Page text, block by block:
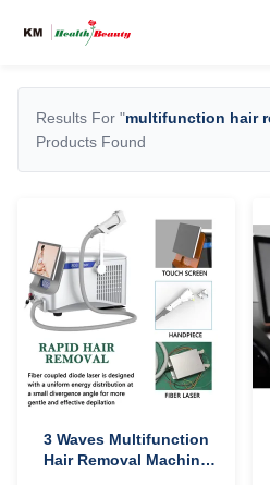
Results For "multifunction hair
Products Found
3 Waves Multifunction
Hair Removal Machine